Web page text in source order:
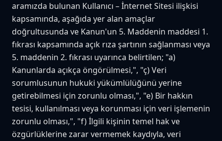
aramızda bulunan Kullanıcı – İnternet Sitesi ilişkisi
kapsamında, aşağıda yer alan amaçlar
doğrultusunda ve Kanun'un 5. Maddenin maddesi 1.
fıkrası kapsamında açık rıza şartının sağlanması veya
5. maddenin 2. fıkrası uyarınca belirtilen; "a)
Kanunlarda açıkça öngörülmesi,", "ç) Veri
sorumlusunun hukuki yükümlülüğünü yerine
getirebilmesi için zorunlu olması,", "e) Bir hakkın
tesisi, kullanılması veya korunması için veri işlemenin
zorunlu olması,", "f) İlgili kişinin temel hak ve
özgürlüklerine zarar vermemek kaydıyla, veri